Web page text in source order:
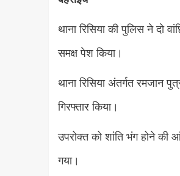
थाना रिसिया की पुलिस ने दो
समक्ष पेश किया।
थाना रिसिया अंतर्गत रमजान
गिरफ्तार किया।
उपरोक्त को शांति भंग होने की
गया।